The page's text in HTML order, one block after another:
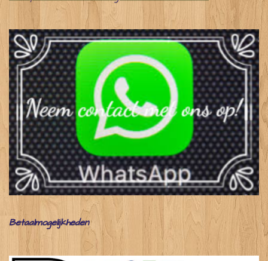
Betaalmogelijkheden